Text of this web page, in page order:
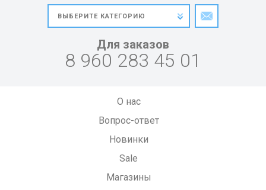
Для заказов
8 960 283 45 01
О нас
Вопрос-ответ
Новинки
Sale
Магазины